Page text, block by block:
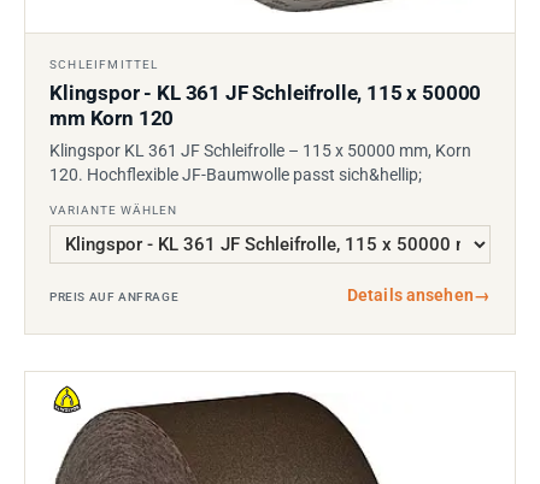
SCHLEIFMITTEL
Klingspor - KL 361 JF Schleifrolle, 115 x 50000
mm Korn 120
Klingspor KL 361 JF Schleifrolle – 115 x 50000 mm, Korn
120. Hochflexible JF-Baumwolle passt sich&hellip;
VARIANTE WÄHLEN
PREIS AUF ANFRAGE Details ansehen→